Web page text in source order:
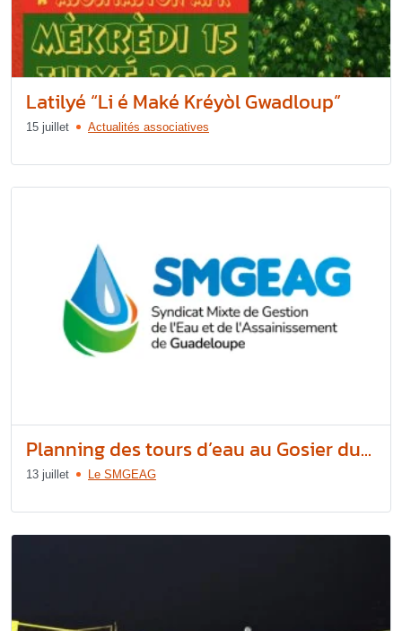
Latilyé “Li é Maké Kréyòl Gwadloup”
15 juillet Actualités associatives
Planning des tours d’eau au Gosier du...
13 juillet Le SMGEAG